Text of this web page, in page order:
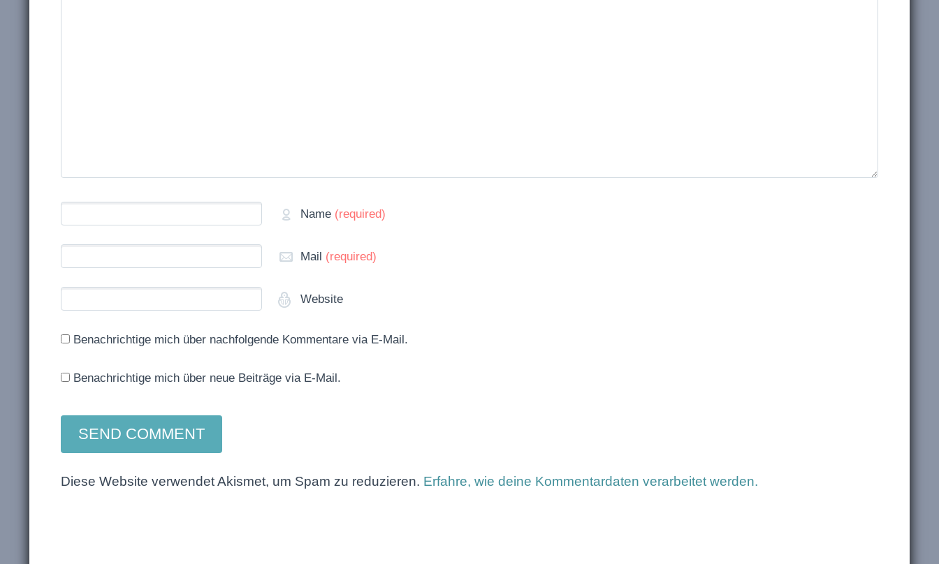
Name (required)
Mail (required)
Website
Benachrichtige mich über nachfolgende Kommentare via E-Mail.
Benachrichtige mich über neue Beiträge via E-Mail.
Diese Website verwendet Akismet, um Spam zu reduzieren. Erfahre, wie deine Kommentardaten verarbeitet werden.